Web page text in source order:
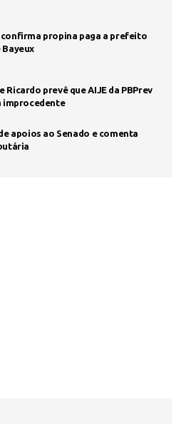
propina paga a prefeito
Ricardo prevê que AIJE da PBPrev
improcedente
apoios ao Senado e comenta